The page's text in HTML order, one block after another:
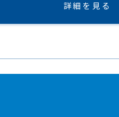
詳細を見る